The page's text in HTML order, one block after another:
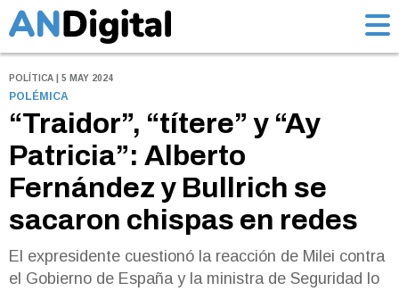
POLÍTICA | 5 MAY 2024
POLÉMICA
“Traidor”, “títere” y “Ay
Patricia”: Alberto
Fernández y Bullrich se
sacaron chispas en redes
El expresidente cuestionó la reacción de Milei contra
el Gobierno de España y la ministra de Seguridad lo